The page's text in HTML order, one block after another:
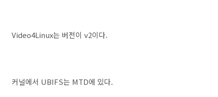
Video4Linux는 버전이 v2이다.
커널에서 UBIFS는 MTD에 있다.